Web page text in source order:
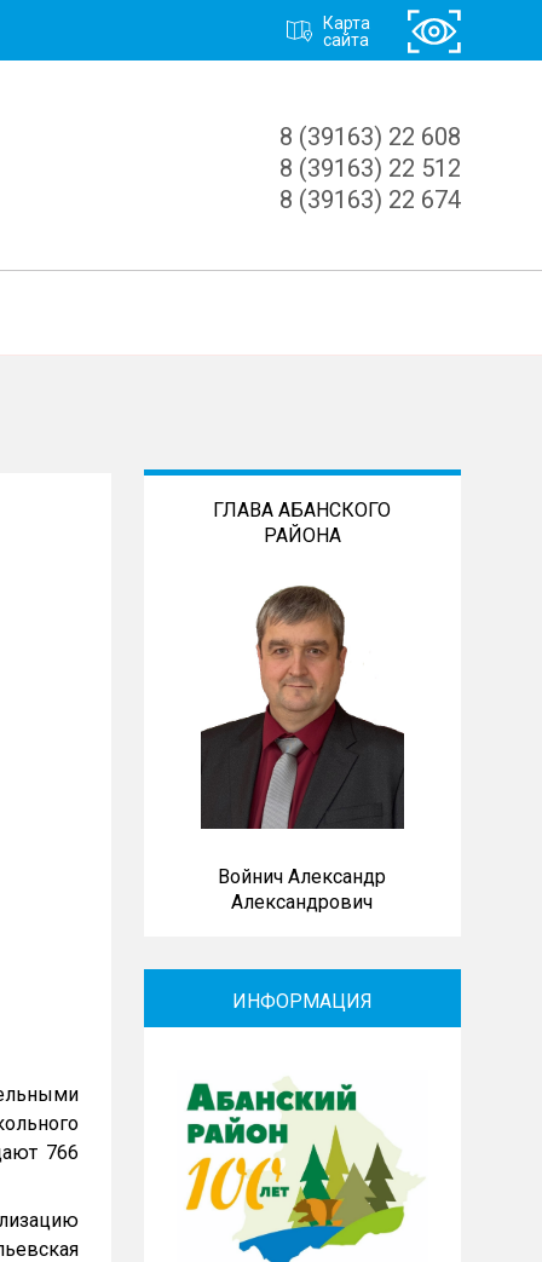
Карта
сайта
8 (39163) 22 608
8 (39163) 22 512
8 (39163) 22 674
766
ГЛАВА АБАНСКОГО
РАЙОНА
Войнич Александр
Александрович
ИНФОРМАЦИЯ